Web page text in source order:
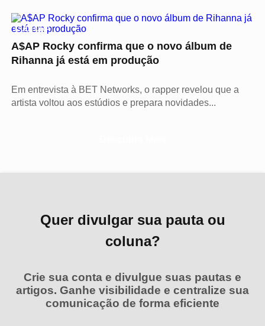
CULTURA
A$AP Rocky confirma que o novo álbum de
Rihanna já está em produção
Em entrevista à BET Networks, o rapper revelou que a
artista voltou aos estúdios e prepara novidades...
Quer divulgar sua pauta ou
coluna?
Crie sua conta e divulgue suas pautas e
artigos. Ganhe visibilidade e centralize sua
comunicação de forma eficiente